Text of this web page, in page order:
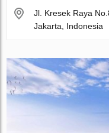
Jl. Kresek Raya
Jakarta, Indonesia